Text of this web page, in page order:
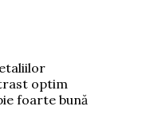
optim
foarte bună